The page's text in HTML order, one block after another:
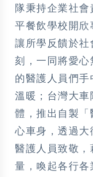
隊秉持企業社
平餐飲學校開欣
讓所學反饋於
刻，一同將愛
的醫護人員們
溫暖；台灣大車
體，推出自製「
心車身，透過大
醫護人員致敬
量，喚起各行各